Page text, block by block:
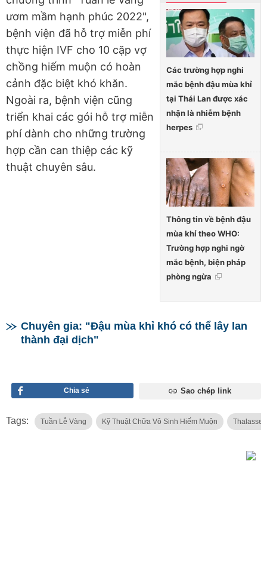
Các trường hợp nghi
mắc bệnh đậu mùa khỉ
tại Thái Lan được xác
nhận là nhiễm bệnh
herpes
Thông tin về bệnh đậu
mùa khỉ theo WHO:
Trường hợp nghi ngờ
mắc bệnh, biện pháp
phòng ngừa
ươm mầm hạnh phúc 2022",
bệnh viện đã hỗ trợ miễn phí
thực hiện IVF cho 10 cặp vợ
chồng hiếm muộn có hoàn
cảnh đặc biệt khó khăn.
Ngoài ra, bệnh viện cũng
triển khai các gói hỗ trợ miễn
phí dành cho những trường
hợp cần can thiệp các kỹ
thuật chuyên sâu.
Chuyên gia: "Đậu mùa khỉ khó có thể lây lan
thành đại dịch"
Chia sẻ Sao chép link
Tags: Tuần Lễ Vàng Kỹ Thuật Chữa Vô Sinh Hiếm Muộn